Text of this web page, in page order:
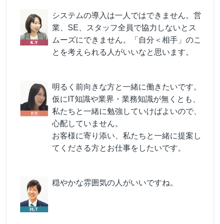
システムの導入は一人ではできません。営
業、SE、スタッフ全員で協力しないとス
ムーズにできません。「自分＜相手」のこ
とを考えられる人がいいなと思います。
明るく前向きな方と一緒に働きたいです。
仮にIT知識や業界・業務知識が無くとも、
私たちと一緒に勉強していけばよいので、
心配していません。
お客様に寄り添い、私たちと一緒に提案し
てくださる方とお仕事をしたいです。
穏やかな雰囲気の人がいいですね。